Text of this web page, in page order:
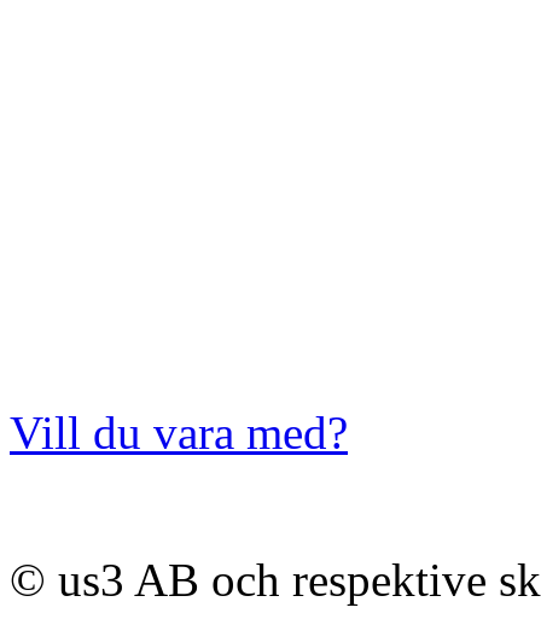
Vill du vara med?
© us3 AB och respektive